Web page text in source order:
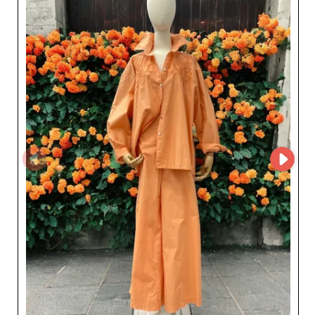
FreeStyle Mode GmbH’deki ürün seçimi, kalite ve
trendlere yönelik sürekli bir özeni yansıtarak her
parçanın günümüz kadın tüketicilerinin yüksek
standartlarını karşılamasını sağlar. Bu toptancıdan
tedarik yapan perakendeciler, rafine ürünlerin yanı sıra
güvenilir lojistik ve hızlı geri dönüş yapan bir müşteri
desteğinden de faydalanır. Şirket, kaliteyi, stili ve
sürdürülebilirliği bir araya getirme konusundaki
yetkinliğiyle öne çıkar; modern ve zarif koleksiyonlarla
müşteri kitlesini etkilemek isteyen satıcılar için belirgin
bir katma değer sunar. FreeStyle Mode GmbH’i tercih
eden moda profesyonelleri, yalnızca güncel trendlerin
önemini değil, kusursuz hizmetin gerekliliğini de anlayan
bir iş ortağıyla çalıştıklarından emin olabilir. Kısacası,
FreeStyle Mode GmbH ile çalışmak; kaliteyi, stili ve
inovasyonu birleştiren kadın moda ürünleriyle işinizi
büyütmek için sağlam bir ortak seçmek demektir.